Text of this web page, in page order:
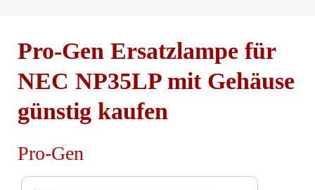
Pro-Gen Ersatzlampe für
NEC NP35LP mit Gehäuse
günstig kaufen
Pro-Gen